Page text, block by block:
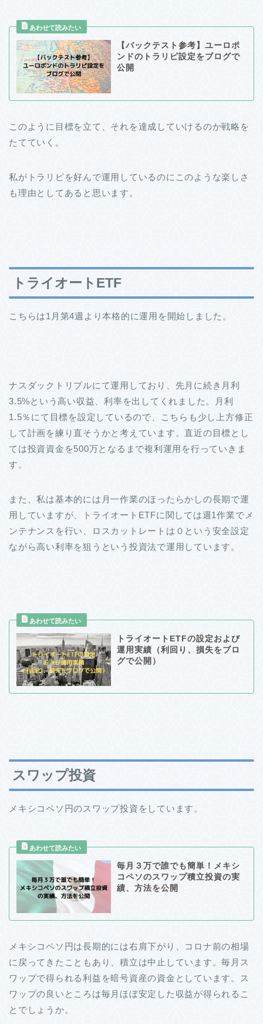
【バックテスト参考】ユーロポ
ンドのトラリピ設定をブログで
公開
このように目標を立て、それを達成していけるのか戦略を
たてていく。
私がトラリピを好んで運用しているのにこのような楽しさ
も理由としてあると思います。
トライオートETF
こちらは1月第4週より本格的に運用を開始しました。
ナスダックトリプルにて運用しており、先月に続き月利
3.5%という高い収益、利率を出してくれました。月利
1.5％にて目標を設定しているので、こちらも少し上方修正
して計画を練り直そうかと考えています。直近の目標とし
ては投資資金を500万となるまで複利運用を行っていきま
す。
また、私は基本的には月一作業のほったらかしの長期で運
用していますが、トライオートETFに関しては週1作業でメ
ンテナンスを行い、ロスカットレートは０という安全設定
ながら高い利率を狙うという投資法で運用しています。
トライオートETFの設定および
運用実績（利回り、損失をブロ
グで公開）
スワップ投資
メキシコペソ円のスワップ投資をしています。
毎月３万で誰でも簡単！メキシ
コペソのスワップ積立投資の実
績、方法を公開
メキシコペソ円は長期的には右肩下がり、コロナ前の相場
に戻ってきたこともあり、積立は中止しています。毎月ス
ワップで得られる利益を暗号資産の資金としています。ス
ワップの良いところは毎月ほぼ安定した収益が得られるこ
とでしょうか。